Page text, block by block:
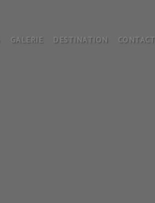
GALERIE DESTINATION CONTACT